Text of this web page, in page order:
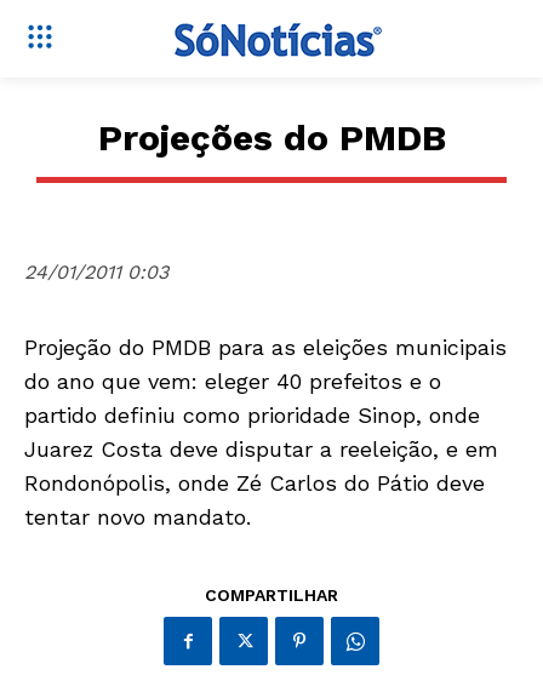
Projeções do PMDB
24/01/2011 0:03
Projeção do PMDB para as eleições municipais
do ano que vem: eleger 40 prefeitos e o
partido definiu como prioridade Sinop, onde
Juarez Costa deve disputar a reeleição, e em
Rondonópolis, onde Zé Carlos do Pátio deve
tentar novo mandato.
COMPARTILHAR